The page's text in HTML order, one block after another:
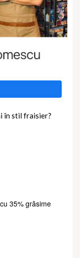
în stil fraisier?
35% grăsime